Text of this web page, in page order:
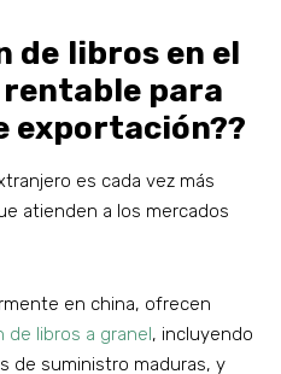
de libros en el
para
exportación??
es cada vez más
atienden a los mercados
en china, ofrecen
de libros a granel, incluyendo
de suministro maduras, y